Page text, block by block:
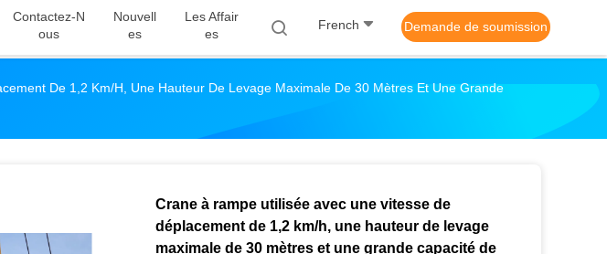
Contactez-N
Ous
Nouvell
Es
Les Affair
Es
French Demande de soumission
De 1,2 Km/h, Une Hauteur De Levage Maximale De 30 Mètres Et Une Grande
Crane à rampe utilisée avec une vitesse de
déplacement de 1,2 km/h, une hauteur de levage
maximale de 30 mètres et une grande capacité de